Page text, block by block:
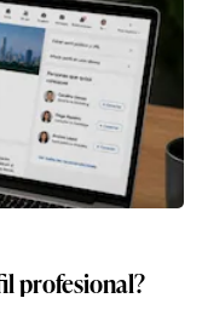
profesional?